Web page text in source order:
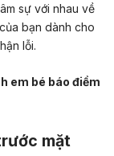
sự với nhau về
bạn dành cho
lỗi.
em bé báo điềm
mặt